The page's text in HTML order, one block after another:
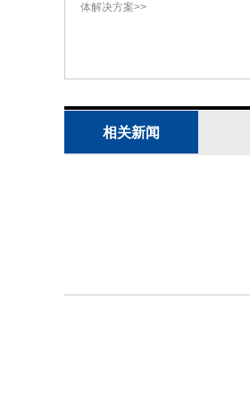
体解决方案>>
相关新闻